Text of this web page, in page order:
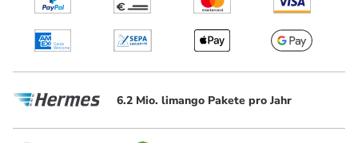
6.2 Mio. limango Pakete pro Jahr